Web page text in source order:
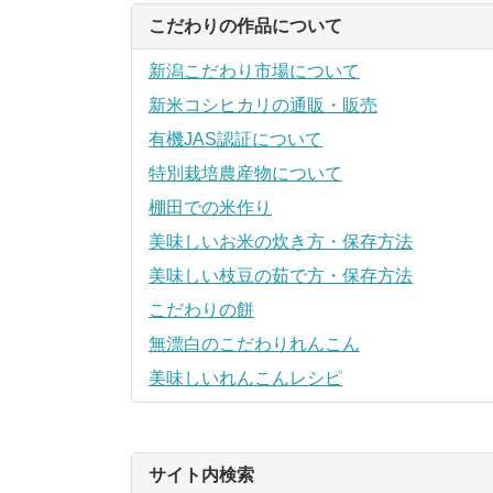
こだわりの作品について
新潟こだわり市場について
新米コシヒカリの通販・販売
有機JAS認証について
特別栽培農産物について
棚田での米作り
美味しいお米の炊き方・保存方法
美味しい枝豆の茹で方・保存方法
こだわりの餅
無漂白のこだわりれんこん
美味しいれんこんレシピ
サイト内検索